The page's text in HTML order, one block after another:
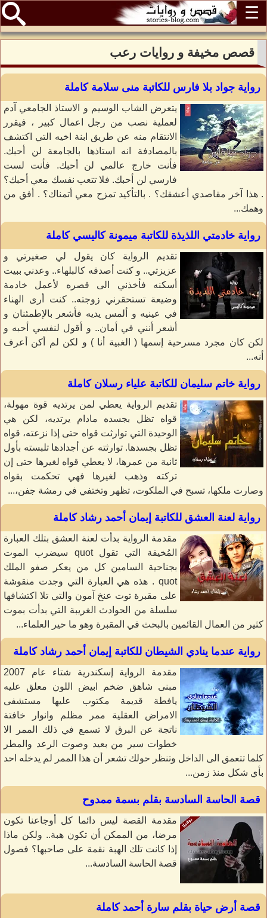
☰
قصص مخيفة و روايات رعب
رواية جواد بلا فارس للكاتبة منى سلامة كاملة
يتعرض الشاب الوسيم و الاستاذ الجامعي آدم
لعملية نصب من رجل اعمال كبير ، فيقرر
الانتقام منه عن طريق ابنة اخيه التي اكتشف
بالمصادفة انه استاذها بالجامعة لن أحبك.
فأنت خارج عالمي لن أحبك. فأنت لست
فارسي لن أحبك. فلا تتعب نفسك معي أحبك؟
. هذا آخر مقاصدي أعشقك؟ . بالتأكيد تمزح معي أتمناك؟ . أفق من
وهمك...
رواية خادمتي اللذيذة للكاتبة ميمونة كاليسي كاملة
تقديم الرواية كان يقول لي صغيرتي و
عزيزتي.. و كنت أصدقه كالبلهاء.. وعدني ببيت
أسكنه فأخذني الى قصره لأعمل خادمة
وضيعة تستحقرني زوجته.. كنت أرى الهناء
في عينيه و ألمس يديه فأشعر بالإطمئنان و
أشعر أنني في أمان.. و أقول لنفسي أحبه و
لكن كان مجرد مسرحية إسمها ( الغبية أنا ) و لكن لم أكن أعرف
أنه...
رواية خاتم سليمان للكاتبة علياء رسلان كاملة
تقديم الرواية يعطي لمن يرتديه قوة مهولة،
قواه تظل بجسده مادام يرتديه، لكن هي
الوحيدة التي توارثت قواه حتى إذا نزعته، قواه
تظل بجسدها. توارثته عن أجدادها تلبسته بأول
ثانية من عمرها، لا يعطي قواه لغيرها حتى إن
تركته وذهب لغيرها فهي تحكمت بقواه
وصارت ملكها، تسبح في الملكوت، تظهر وتختفي في رمشة جفن،...
رواية لعنة العشق للكاتبة إيمان أحمد رشاد كاملة
مقدمة الرواية بدأت لعنة العشق بتلك العبارة
المُخيفة التي تقول quot سيضرب الموت
بجناحية السامين كل من يعكر صفو الملك
quot . هذه هي العبارة التي وجدت منقوشة
على مقبرة توت عنخ آمون والتي تلا اكتشافها
سلسلة من الحوادث الغريبة التي بدأت بموت
كثير من العمال القائمين بالبحث في المقبرة وهو ما حير العلماء...
رواية عندما ينادي الشيطان للكاتبة إيمان أحمد رشاد كاملة
مقدمة الرواية إسكندرية شتاء عام 2007
مبنى شاهق ضخم ابيض اللون معلق عليه
يافطة قديمة مكتوب عليها مستشفى
الامراض العقلية ممر مظلم وانوار خافتة
ناتجة عن البرق لا تسمع في ذلك الممر الا
خطوات سير من بعيد وصوت الرعد والمطر
كلما تتعمق الى الداخل وتنظر حولك تشعر أن هذا الممر لم يدخله احد
بأي شكل منذ زمن...
قصة الحاسة السادسة بقلم بسمة ممدوح
مقدمة القصة ليس دائما كل أوجاعنا تكون
مرضا، من الممكن أن تكون هبة.. ولكن ماذا
إذا كانت تلك الهبة نقمة على صاحبها؟ فصول
قصة الحاسة السادسة...
قصة أرض حياة بقلم سارة أحمد كاملة